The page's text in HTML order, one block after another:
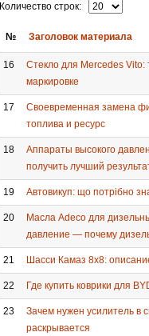
Количество строк:
№ Заголовок материала
16
Стекло для Mercedes Vito:
маркировке
17
Своевременная замена
топлива и ресурс
18
Аппараты высокого
получить лучший
19 Автовикуп: що потрібно
20
Масла Adeco для
давление — почему
21 Шасси Камаз 8х8:
22 Где купить коврики для
23
Зачем нужен усилитель в
раскрывается